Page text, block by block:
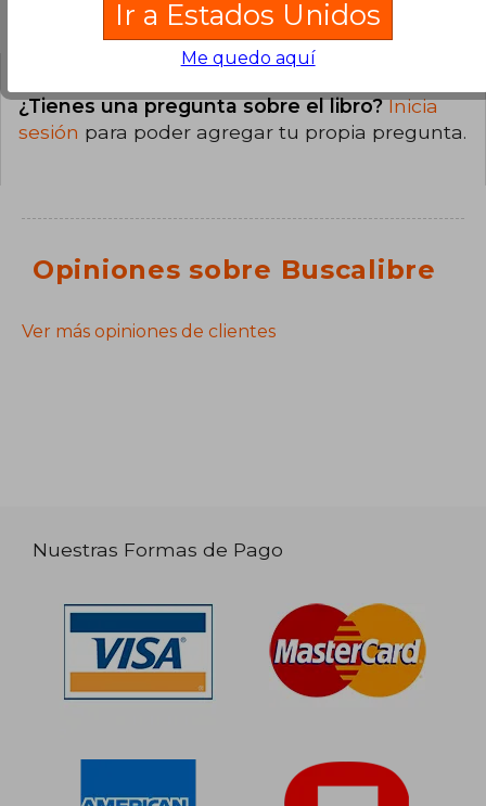
Preguntas y respuestas sobre el libro
¿Tienes una pregunta sobre el libro?Inicia
sesión para poder agregar tu propia pregunta.
Opiniones sobre Buscalibre
Ver más opiniones de clientes
Nuestras Formas de Pago
Ir a Estados Unidos
Me quedo aquí